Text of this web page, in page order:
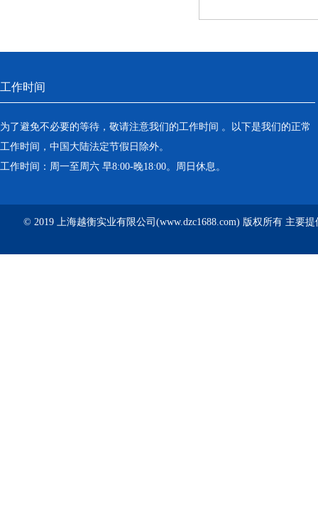
工作时间
为了避免不必要的等待，敬请注意我们的工作时间 。以下是我们的正常
工作时间，中国大陆法定节假日除外。
工作时间：周一至周六 早8:00-晚18:00。周日休息。
© 2019 上海越衡实业有限公司(www.dzc1688.com) 版权所有 主要提